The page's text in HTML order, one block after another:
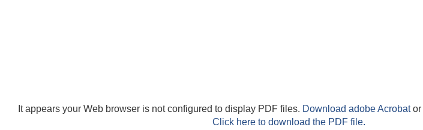
It appears your Web browser is not configured to display PDF files. Download adobe Acrobator
Click here to download the PDF file.